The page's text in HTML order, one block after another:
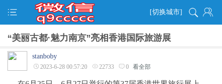
[切换城市]
“美丽古都·魅力南京”亮相香港国际旅游展
stanboby
2023-6-28 00:57:20 22733 0 看全部